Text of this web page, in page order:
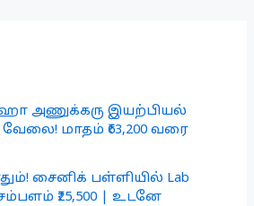
அணுக்கரு இயற்பியல்
வேலை! மாதம் ₹63,200 வரை
சைனிக் பள்ளியில் Lab
₹25,500 | உடனே